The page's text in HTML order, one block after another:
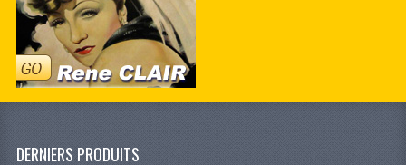
DERNIERS PRODUITS